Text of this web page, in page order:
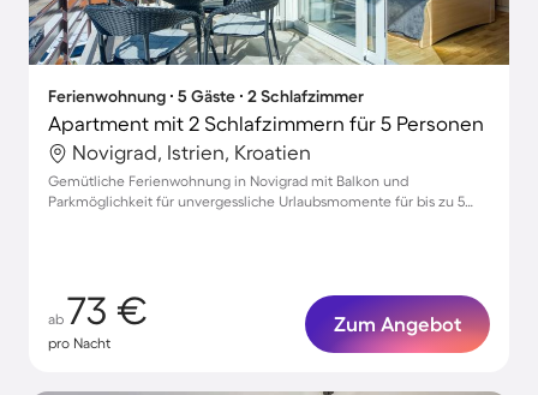
Ferienwohnung ∙ 5 Gäste ∙ 2 Schlafzimmer
Apartment mit 2 Schlafzimmern für 5 Personen
Novigrad, Istrien, Kroatien
Gemütliche Ferienwohnung in Novigrad mit Balkon und
Parkmöglichkeit für unvergessliche Urlaubsmomente für bis zu 5
ab 73 €
pro Nacht
Zum Angebot